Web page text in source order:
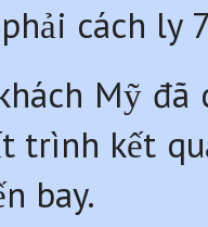
phải cách
Mỹ đã
trình kết
bay.